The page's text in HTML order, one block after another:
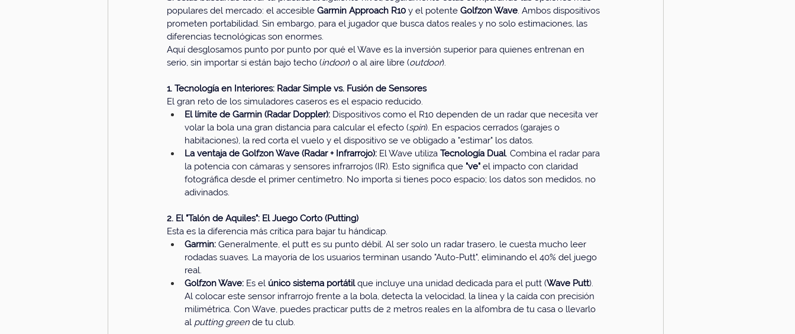
populares del mercado: el accesible Garmin Approach R10 y el potente Golfzon Wave. Ambos dispositivos
prometen portabilidad. Sin embargo, para el jugador que busca datos reales y no solo estimaciones, las
diferencias tecnológicas son enormes.
Aquí desglosamos punto por punto por qué el Wave es la inversión superior para quienes entrenan en
serio, sin importar si están bajo techo (indoor) o al aire libre (outdoor).
1. Tecnología en Interiores: Radar Simple vs. Fusión de Sensores
El gran reto de los simuladores caseros es el espacio reducido.
El límite de Garmin (Radar Doppler): Dispositivos como el R10 dependen de un radar que necesita ver
volar la bola una gran distancia para calcular el efecto (spin). En espacios cerrados (garajes o
habitaciones), la red corta el vuelo y el dispositivo se ve obligado a "estimar" los datos.
La ventaja de Golfzon Wave (Radar + Infrarrojo): El Wave utiliza Tecnología Dual. Combina el radar para
la potencia con cámaras y sensores infrarrojos (IR). Esto significa que "ve" el impacto con claridad
fotográfica desde el primer centímetro. No importa si tienes poco espacio; los datos son medidos, no
adivinados.
2. El "Talón de Aquiles": El Juego Corto (Putting)
Esta es la diferencia más crítica para bajar tu hándicap.
Garmin: Generalmente, el putt es su punto débil. Al ser solo un radar trasero, le cuesta mucho leer
rodadas suaves. La mayoría de los usuarios terminan usando "Auto-Putt", eliminando el 40% del juego
real.
Golfzon Wave: Es el único sistema portátil que incluye una unidad dedicada para el putt (Wave Putt).
Al colocar este sensor infrarrojo frente a la bola, detecta la velocidad, la línea y la caída con precisión
milimétrica. Con Wave, puedes practicar putts de 2 metros reales en la alfombra de tu casa o llevarlo
al putting green de tu club.